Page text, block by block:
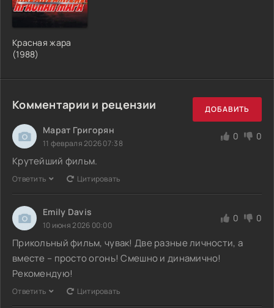
Красная жара
(1988)
Комментарии и рецензии ДОБАВИТЬ
Марат Григорян
11 февраля 2026 07:38
0 0
Крутейший фильм.
Ответить Цитировать
Emily Davis
10 июня 2026 00:00
0 0
Прикольный фильм, чувак! Две разные личности, а
вместе – просто огонь! Смешно и динамично!
Рекомендую!
Ответить Цитировать